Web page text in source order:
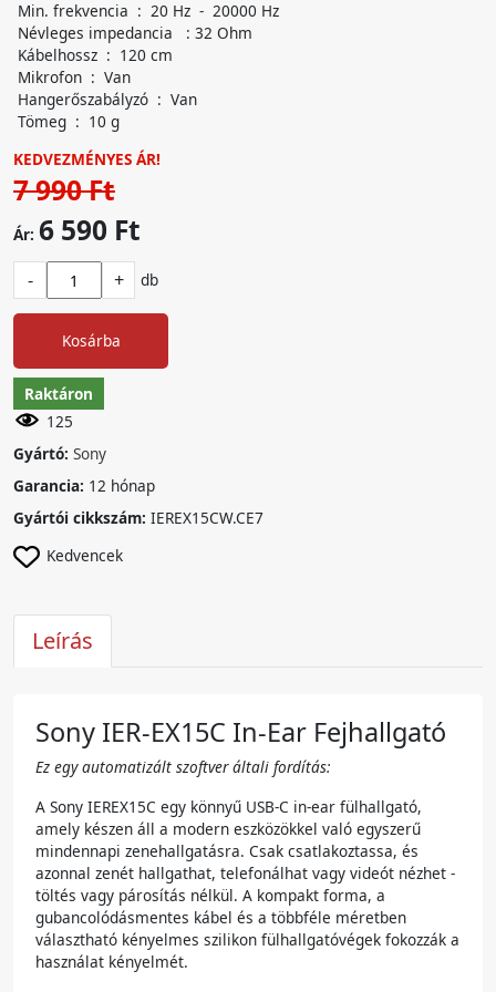
Min. frekvencia : 20 Hz - 20000 Hz
Névleges impedancia : 32 Ohm
Kábelhossz : 120 cm
Mikrofon : Van
Hangerőszabályzó : Van
Tömeg : 10 g
KEDVEZMÉNYES ÁR!
7 990 Ft
Ár: 6 590 Ft
- + db
Kosárba
Raktáron
125
Gyártó: Sony
Garancia: 12 hónap
Gyártói cikkszám: IEREX15CW.CE7
Kedvencek
Leírás
Sony IER-EX15C In-Ear Fejhallgató
Ez egy automatizált szoftver általi fordítás:
A Sony IEREX15C egy könnyű USB-C in-ear fülhallgató,
amely készen áll a modern eszközökkel való egyszerű
mindennapi zenehallgatásra. Csak csatlakoztassa, és
azonnal zenét hallgathat, telefonálhat vagy videót nézhet -
töltés vagy párosítás nélkül. A kompakt forma, a
gubancolódásmentes kábel és a többféle méretben
választható kényelmes szilikon fülhallgatóvégek fokozzák a
használat kényelmét.